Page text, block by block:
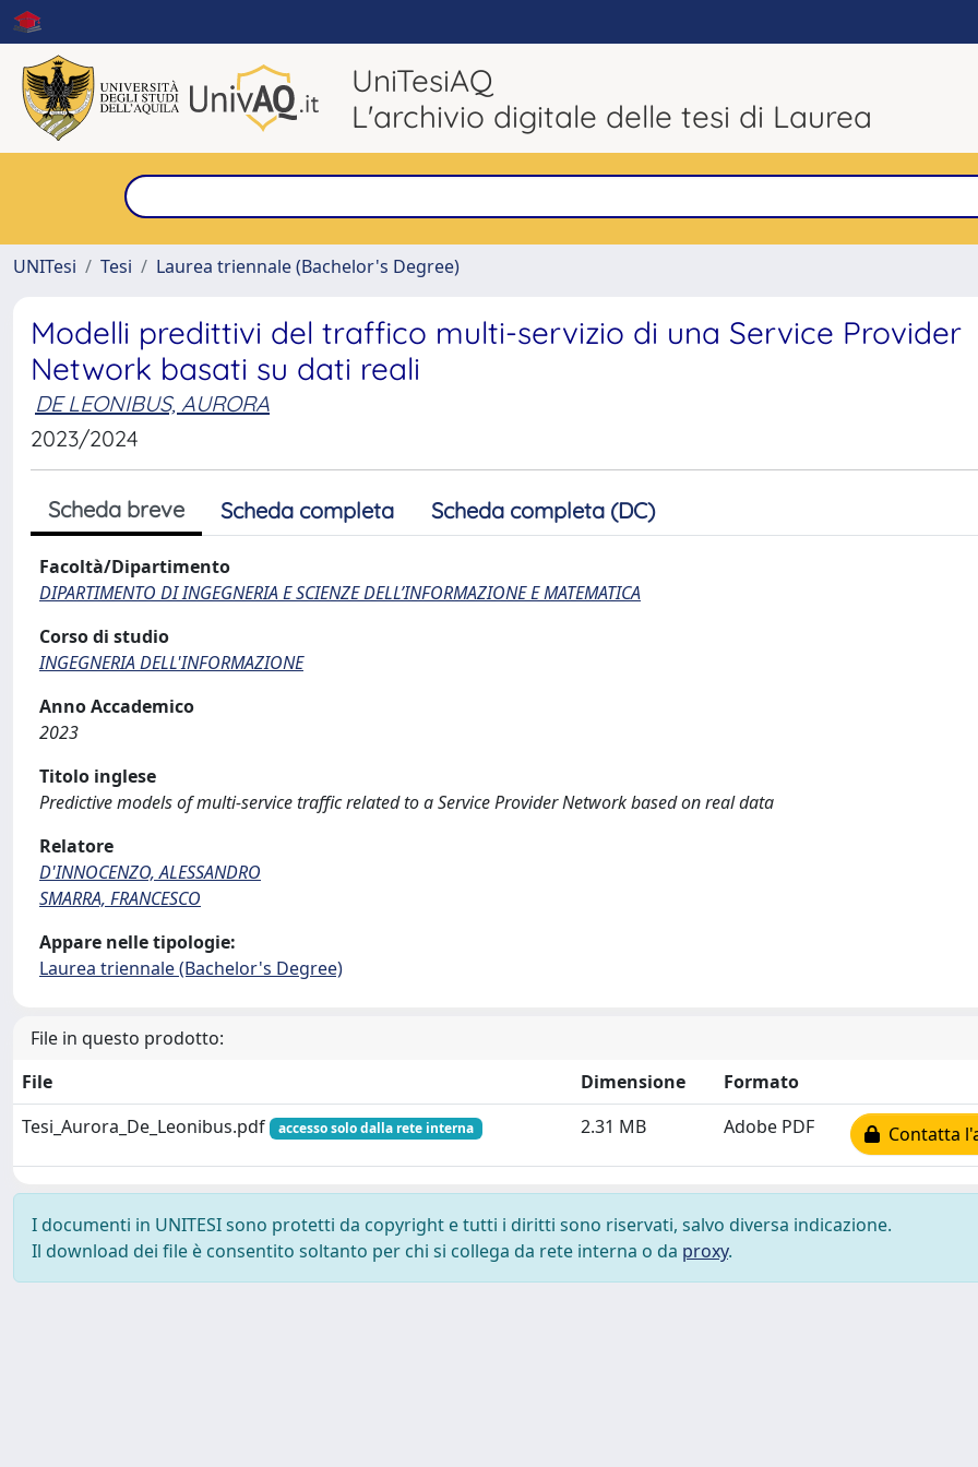
UniTesiAQ
L'archivio digitale delle tesi di Laurea
UNITesi
Tesi Laurea triennale (Bachelor's Degree)
Modelli predittivi del traffico multi-servizio di una Service Provider
Network basati su dati reali
DE LEONIBUS, AURORA
2023/2024
Scheda breve Scheda completa Scheda completa (DC)
Facoltà/Dipartimento
DIPARTIMENTO DI INGEGNERIA E SCIENZE DELL’INFORMAZIONE E MATEMATICA
Corso di studio
INGEGNERIA DELL'INFORMAZIONE
Anno Accademico
2023
Titolo inglese
Predictive models of multi-service traffic related to a Service Provider Network based on real data
Relatore
D'INNOCENZO, ALESSANDRO
SMARRA, FRANCESCO
Appare nelle tipologie:
Laurea triennale (Bachelor's Degree)
File in questo prodotto:
File
Dimensione
Formato
Tesi_Aurora_De_Leonibus.pdf
accesso solo dalla rete interna 2.31 MB Adobe PDF Contatta
I documenti in UNITESI sono protetti da copyright e tutti i diritti sono riservati, salvo diversa indicazione.
Il download dei file è consentito soltanto per chi si collega da rete interna o da proxy.